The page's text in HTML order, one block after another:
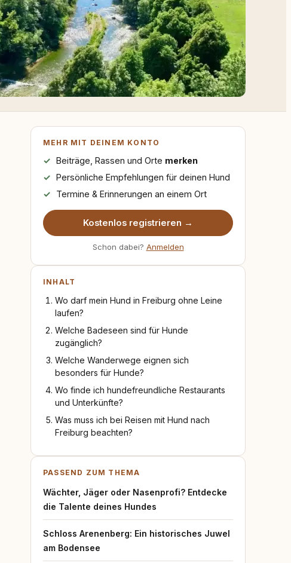
MEHR MIT DEINEM KONTO
Beiträge, Rassen und Orte merken
Persönliche Empfehlungen für deinen Hund
Termine & Erinnerungen an einem Ort
Kostenlos registrieren →
Schon dabei? Anmelden
INHALT
Wo darf mein Hund in Freiburg ohne Leine
laufen?
Welche Badeseen sind für Hunde
zugänglich?
Welche Wanderwege eignen sich
besonders für Hunde?
Wo finde ich hundefreundliche Restaurants
und Unterkünfte?
Was muss ich bei Reisen mit Hund nach
Freiburg beachten?
PASSEND ZUM THEMA
Wächter, Jäger oder Nasenprofi? Entdecke
die Talente deines Hundes
Schloss Arenenberg: Ein historisches Juwel
am Bodensee